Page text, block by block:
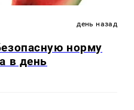
день назад
норму
в день